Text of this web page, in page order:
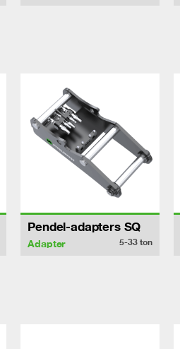
Pendel-adapters SQ
Adapter 5-33ton